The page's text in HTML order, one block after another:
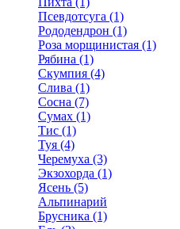
Псевдотсуга (1)
Рододендрон (1)
Роза морщинистая (1)
Рябина (1)
Скумпия (4)
Слива (1)
Сосна (7)
Сумах (1)
Тис (1)
Туя (4)
Черемуха (3)
Экзохорда (1)
Ясень (5)
Альпинарий
Брусника (1)